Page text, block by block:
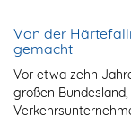
Von der
gemacht
Vor etwa zehn
großen